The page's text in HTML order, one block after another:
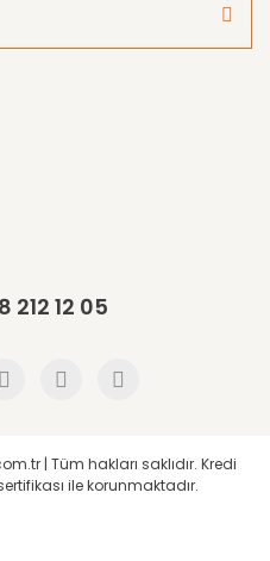
212 12 05
| Tüm hakları saklıdır. Kredi
ile korunmaktadır.